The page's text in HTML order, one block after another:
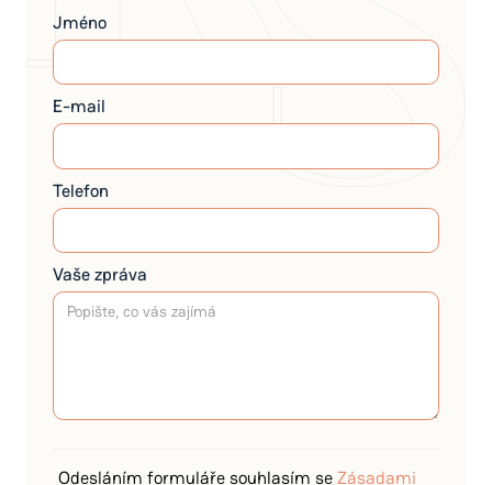
Jméno
E-mail
Telefon
Vaše zpráva
Odesláním formuláře souhlasím seZásadami